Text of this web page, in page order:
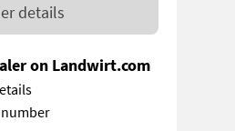
details
on Landwirt.com